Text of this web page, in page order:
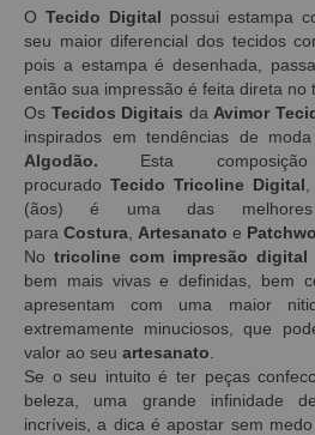
O Tecido Digital possui estampa
seu maior diferencial dos tecidos
pois a estampa é desenhada,
então sua impressão é feita direta no
Os Tecidos Digitais da Avimor
inspirados em tendências de
Algodão. Esta
procurado Tecido Tricoline Digital
(ãos) é uma das
para Costura Artesanato e
No tricoline com impresão digital
bem mais vivas e definidas, bem
apresentam com uma maior
extremamente minuciosos, que
valor ao seu artesanato
Se o seu intuito é ter peças
beleza, uma grande infinidade
incríveis, a dica é apostar sem